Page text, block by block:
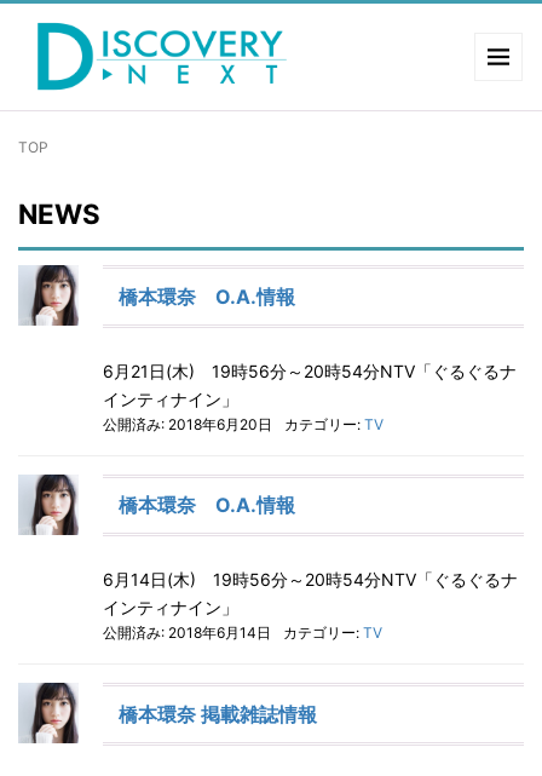
TOP
NEWS
橋本環奈 O.A.情報
6月21日(木) 19時56分～20時54分NTV「ぐるぐるナ
インティナイン」
公開済み: 2018年6月20日 カテゴリー: TV
橋本環奈 O.A.情報
6月14日(木) 19時56分～20時54分NTV「ぐるぐるナ
インティナイン」
公開済み: 2018年6月14日 カテゴリー: TV
橋本環奈 掲載雑誌情報